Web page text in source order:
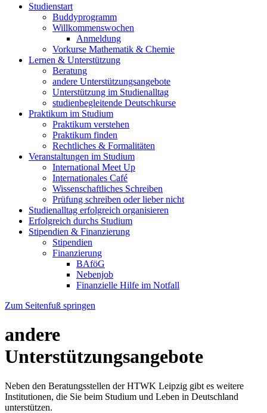
Studienstart
Buddyprogramm
Willkommenswochen
Anmeldung
Vorkurse Mathematik & Chemie
Lernen & Unterstützung
Beratung
andere Unterstützungsangebote
Unterstützung im Studienalltag
studienbegleitende Deutschkurse
Praktikum im Studium
Praktikum verstehen
Praktikum finden
Rechtliches & Formalitäten
Veranstaltungen im Studium
International Meet Up
Internationales Café
Wissenschaftliches Schreiben
Prüfung schreiben oder lieber nicht
Studienalltag erfolgreich organisieren
Erfolgreich durchs Studium
Stipendien & Finanzierung
Stipendien
Finanzierung
BAföG
Nebenjob
Finanzielle Hilfe im Notfall
Zum Seitenfuß springen
andere
Unterstützungsangebote
Neben den Beratungsstellen der HTWK Leipzig gibt es weitere
Institutionen, die Sie beim Studium und Leben in Deutschland
unterstützen.